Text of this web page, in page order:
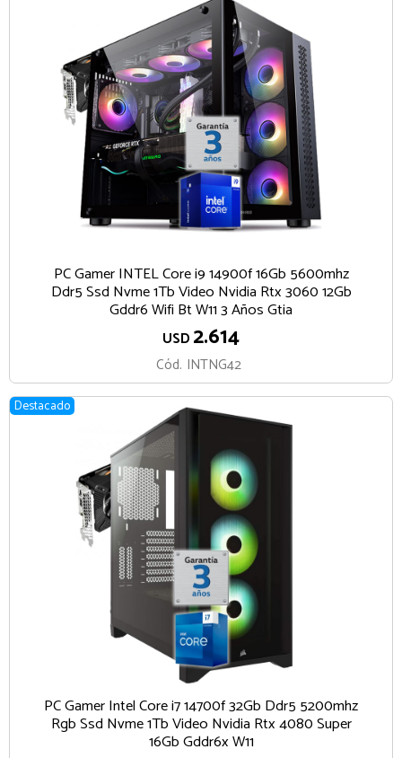
PC Gamer INTEL Core i9 14900f 16Gb 5600mhz
Ddr5 Ssd Nvme 1Tb Video Nvidia Rtx 3060 12Gb
Gddr6 Wifi Bt W11 3 Años Gtia
USD 2.614
Cód. INTNG42
Destacado
PC Gamer Intel Core i7 14700f 32Gb Ddr5 5200mhz
Rgb Ssd Nvme 1Tb Video Nvidia Rtx 4080 Super
16Gb Gddr6x W11